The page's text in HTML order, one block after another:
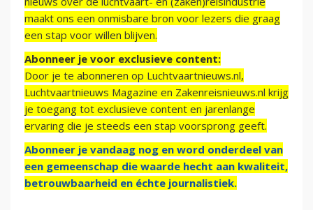
maakt ons een onmisbare bron voor lezers die graag
een stap voor willen blijven.
Abonneer je voor exclusieve content:
Door je te abonneren op Luchtvaartnieuws.nl,
Luchtvaartnieuws Magazine en Zakenreisnieuws.nl krijg
je toegang tot exclusieve content en jarenlange
ervaring die je steeds een stap voorsprong geeft.
Abonneer je vandaag nog en word onderdeel van
een gemeenschap die waarde hecht aan kwaliteit,
betrouwbaarheid en échte journalistiek.